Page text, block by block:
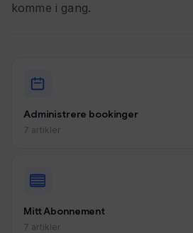
komme i gang.
Administrere bookinger
7 artikler
Mitt Abonnement
7 artikler